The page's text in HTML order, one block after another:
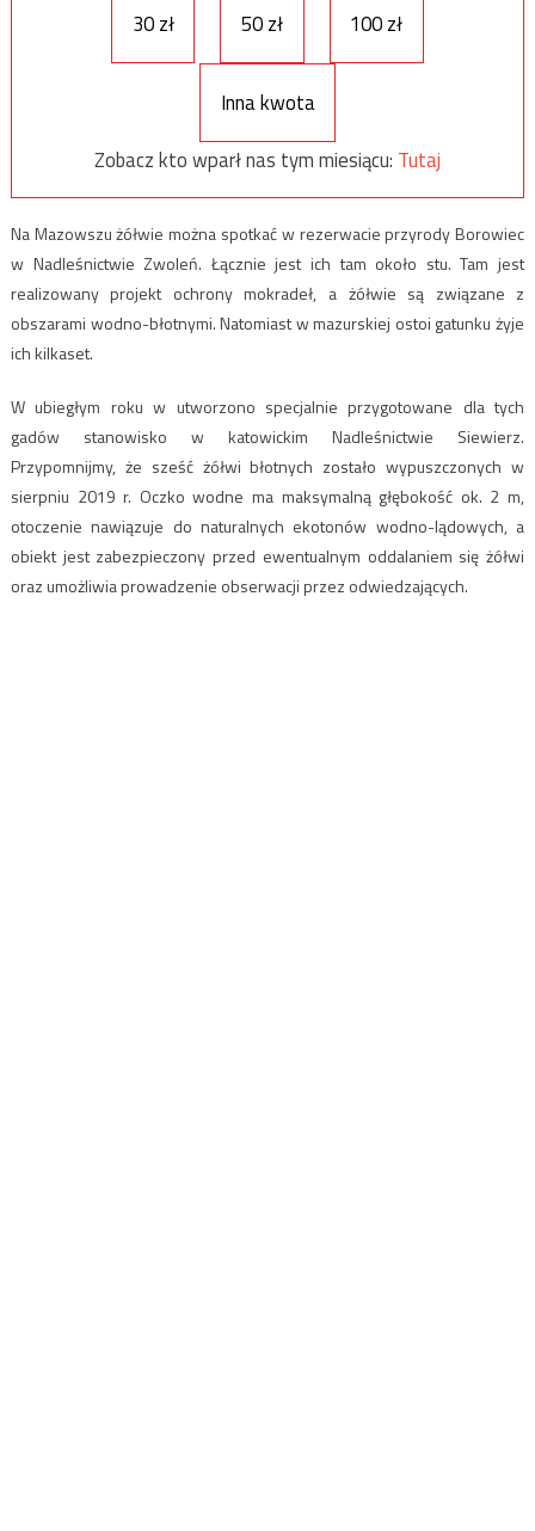
30 zł 50 zł 100 zł
Inna kwota
Zobacz kto wparł nas tym miesiącu: Tutaj
Na Mazowszu żółwie można spotkać w rezerwacie przyrody Borowiec
w Nadleśnictwie Zwoleń. Łącznie jest ich tam około stu. Tam jest
realizowany projekt ochrony mokradeł, a żółwie są związane z
obszarami wodno-błotnymi. Natomiast w mazurskiej ostoi gatunku żyje
ich kilkaset.
W ubiegłym roku w utworzono specjalnie przygotowane dla tych
gadów stanowisko w katowickim Nadleśnictwie Siewierz.
Przypomnijmy, że sześć żółwi błotnych zostało wypuszczonych w
sierpniu 2019 r. Oczko wodne ma maksymalną głębokość ok. 2 m,
otoczenie nawiązuje do naturalnych ekotonów wodno-lądowych, a
obiekt jest zabezpieczony przed ewentualnym oddalaniem się żółwi
oraz umożliwia prowadzenie obserwacji przez odwiedzających.